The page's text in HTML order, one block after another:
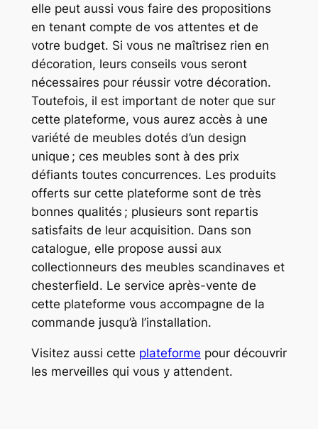
elle peut aussi vous faire des propositions
en tenant compte de vos attentes et de
votre budget. Si vous ne maîtrisez rien en
décoration, leurs conseils vous seront
nécessaires pour réussir votre décoration.
Toutefois, il est important de noter que sur
cette plateforme, vous aurez accès à une
variété de meubles dotés d’un design
unique ; ces meubles sont à des prix
défiants toutes concurrences. Les produits
offerts sur cette plateforme sont de très
bonnes qualités ; plusieurs sont repartis
satisfaits de leur acquisition. Dans son
catalogue, elle propose aussi aux
collectionneurs des meubles scandinaves et
chesterfield. Le service après-vente de
cette plateforme vous accompagne de la
commande jusqu’à l’installation.
Visitez aussi cette plateforme pour découvrir
les merveilles qui vous y attendent.